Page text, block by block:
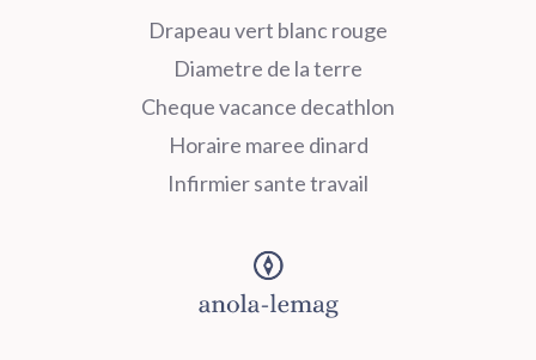
Drapeau vert blanc rouge
Diametre de la terre
Cheque vacance decathlon
Horaire maree dinard
Infirmier sante travail